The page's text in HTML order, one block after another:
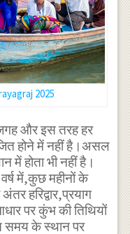
2025
जगह और इस तरह हर
होने में नहीं है।असल
होता भी नहीं है।
में,कुछ महीनों के
हरिद्वार,प्रयाग
पर कुंभ की तिथियों
समय के स्थान पर